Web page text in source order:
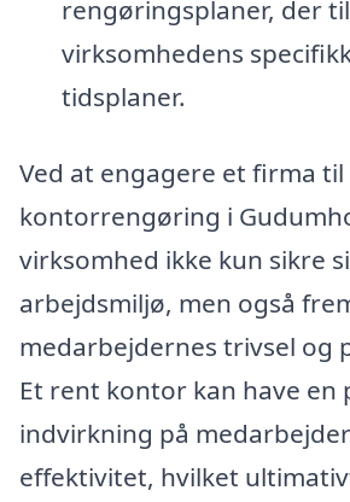
rengøringsplaner, der
virksomhedens
tidsplaner.
Ved at engagere et firma til
kontorrengøring i
virksomhed ikke kun sikre
arbejdsmiljø, men også
medarbejdernes trivsel og
Et rent kontor kan have en
indvirkning på
effektivitet, hvilket